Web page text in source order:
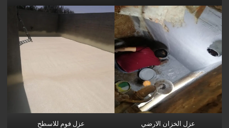
عزل الخزان الارضي عزل فوم للاسطح